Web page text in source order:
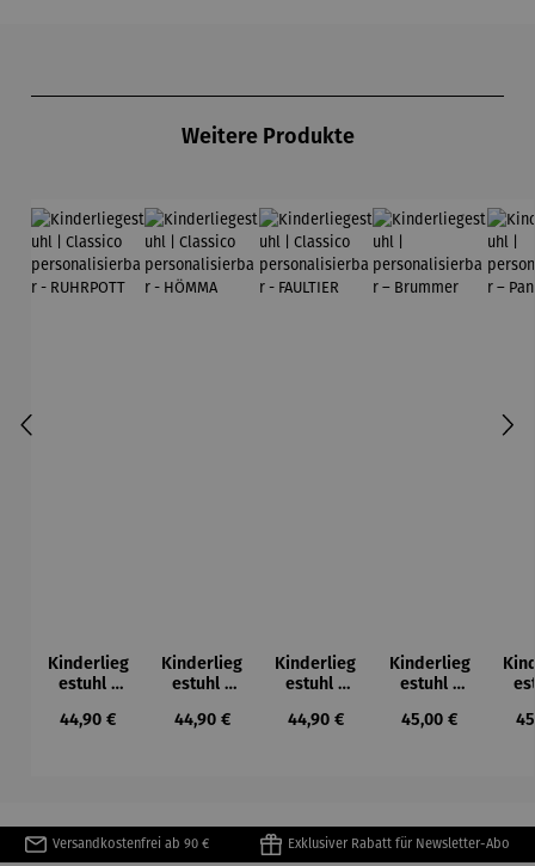
Weitere Produkte
Kinderlieg
estuhl |
personalis
Regulärer Preis:
44,90 €
Kinderlieg
estuhl |
personalis
Regulärer Preis:
44,90 €
Kinderlieg
estuhl |
personalis
Regulärer Preis:
44,90 €
Kinderlieg
estuhl |
ierbar –
Regulärer Preis:
45,00 €
Versandkostenfrei ab 90 € Exklusiver Rabatt für Newsletter-Abo